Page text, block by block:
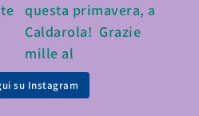
su Instagram